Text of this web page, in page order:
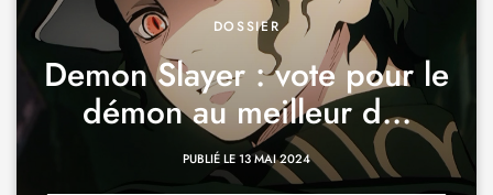
DOSSIER
Demon Slayer : vote pour le
démon au meilleur d...
PUBLIÉ LE 13 MAI 2024